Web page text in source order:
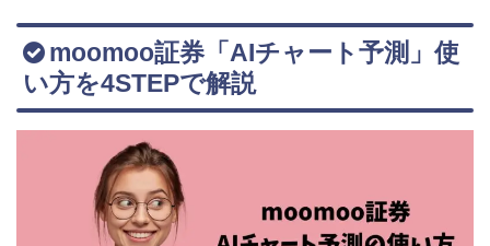
moomoo証券「AIチャート予測」使
い方を4STEPで解説